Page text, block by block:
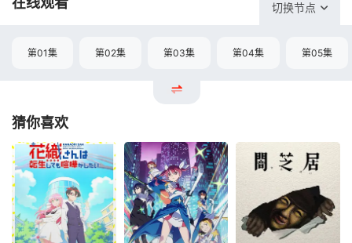
切换节点
第01集 第02集 第03集 第04集 第05集
猜你喜欢